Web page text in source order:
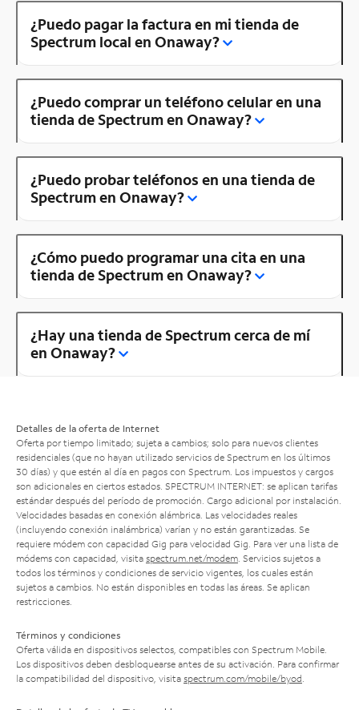
¿Puedo pagar la factura en mi tienda de
Spectrum local en Onaway?
¿Puedo comprar un teléfono celular en una
tienda de Spectrum en Onaway?
¿Puedo probar teléfonos en una tienda de
Spectrum en Onaway?
¿Cómo puedo programar una cita en una
tienda de Spectrum en Onaway?
¿Hay una tienda de Spectrum cerca de mí
en Onaway?
Detalles de la oferta de Internet
Oferta por tiempo limitado; sujeta a cambios; solo para nuevos clientes
residenciales (que no hayan utilizado servicios de Spectrum en los últimos
30 días) y que estén al día en pagos con Spectrum. Los impuestos y cargos
son adicionales en ciertos estados. SPECTRUM INTERNET: se aplican tarifas
estándar después del período de promoción. Cargo adicional por instalación.
Velocidades basadas en conexión alámbrica. Las velocidades reales
(incluyendo conexión inalámbrica) varían y no están garantizadas. Se
requiere módem con capacidad Gig para velocidad Gig. Para ver una lista de
módems con capacidad, visita spectrum.net/modem . Servicios sujetos a
todos los términos y condiciones de servicio vigentes, los cuales están
sujetos a cambios. No están disponibles en todas las áreas. Se aplican
restricciones.
Términos y condiciones
Oferta válida en dispositivos selectos, compatibles con Spectrum Mobile.
Los dispositivos deben desbloquearse antes de su activación. Para confirmar
la compatibilidad del dispositivo, visita spectrum.com/mobile/byod